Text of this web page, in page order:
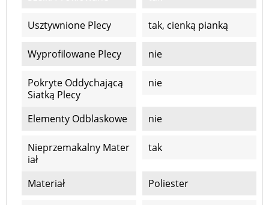
Usztywnione Plecy tak, cienką pianką
Wyprofilowane Plecy nie
Pokryte Oddychającą
Siatką Plecy
nie
Elementy Odblaskowe nie
Nieprzemakalny Mater
Iał
tak
Materiał Poliester